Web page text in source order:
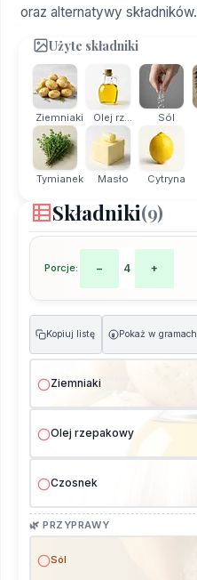
oraz alternatywy składników.
Użyte składniki
Ziemniaki Olej rz... Sól
Tymianek Masło Cytryna
Składniki(9)
Porcje: − 4 +
Kopiuj listę g Pokaż w gramach
Ziemniaki
Olej rzepakowy
Czosnek
🌿 PRZYPRAWY
Sól